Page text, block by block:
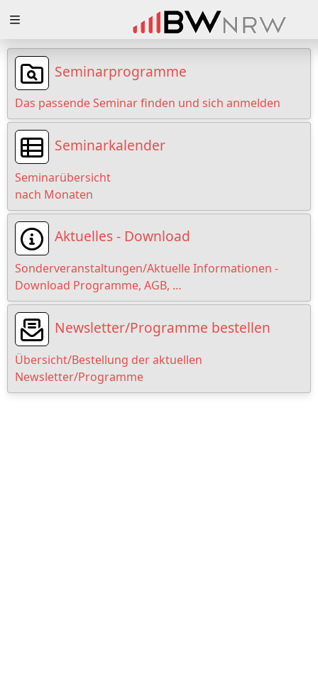
Loading
Loading
Loading
Loading
Loading
Loading
Seminarprogramme
Das passende Seminar finden und sich anmelden
Seminarkalender
Seminarübersicht
nach Monaten
Aktuelles - Download
Sonderveranstaltungen/Aktuelle Informationen -
Download Programme, AGB, …
Newsletter/Programme bestellen
Übersicht/Bestellung der aktuellen
Newsletter/Programme